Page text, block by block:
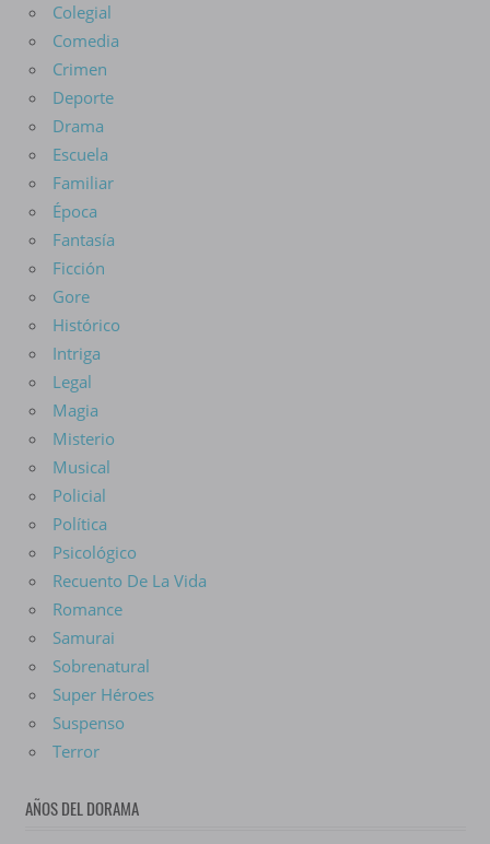
Colegial
Comedia
Crimen
Deporte
Drama
Escuela
Familiar
Época
Fantasía
Ficción
Gore
Histórico
Intriga
Legal
Magia
Misterio
Musical
Policial
Política
Psicológico
Recuento De La Vida
Romance
Samurai
Sobrenatural
Super Héroes
Suspenso
Terror
AÑOS DEL DORAMA